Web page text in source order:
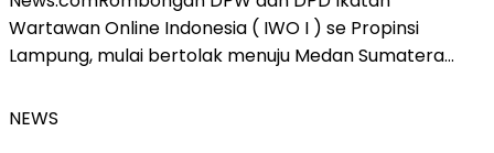
Wartawan Online Indonesia ( IWO I ) se Propinsi
Lampung, mulai bertolak menuju Medan Sumatera…
NEWS